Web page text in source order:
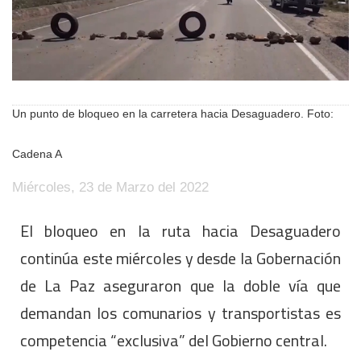
Un punto de bloqueo en la carretera hacia Desaguadero. Foto:
Cadena A
Miércoles, 23 de Marzo del 2022
El bloqueo en la ruta hacia Desaguadero
continúa este miércoles y desde la Gobernación
de La Paz aseguraron que la doble vía que
demandan los comunarios y transportistas es
competencia “exclusiva” del Gobierno central.